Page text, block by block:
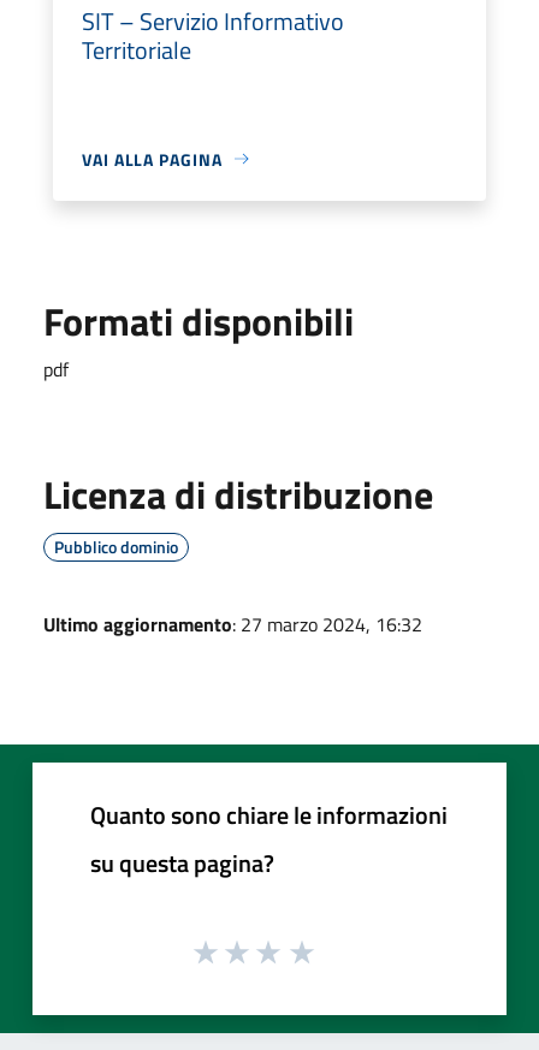
SIT – Servizio Informativo
Territoriale
VAI ALLA PAGINA
Formati disponibili
pdf
Licenza di distribuzione
Pubblico dominio
Ultimo aggiornamento: 27 marzo 2024, 16:32
Quanto sono chiare le informazioni
su questa pagina?